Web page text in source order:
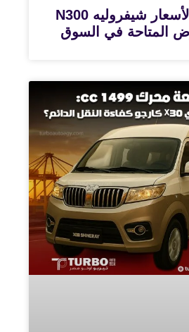
تحليل شامل لأسعار شيفروليه N300
المتاحة في السوق